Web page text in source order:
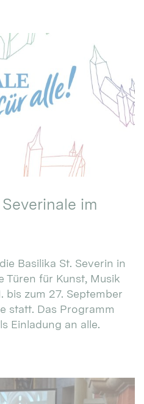
im
Basilika St. Severin in
Türen für Kunst, Musik
bis zum 27. September
statt. Das Programm
Einladung an alle.